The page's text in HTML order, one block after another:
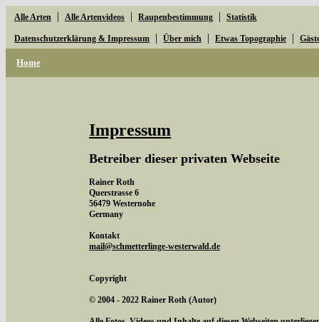
Alle Arten | Alle Artenvideos | Raupenbestimmung | Statistik
Datenschutzerklärung & Impressum | Über mich | Etwas Topographie |
Home
Impressum
Betreiber dieser privaten Webseite
Rainer Roth
Querstrasse 6
56479 Westernohe
Germany
Kontakt
mail@schmetterlinge-westerwald.de
Copyright
© 2004 - 2022 Rainer Roth (Autor)